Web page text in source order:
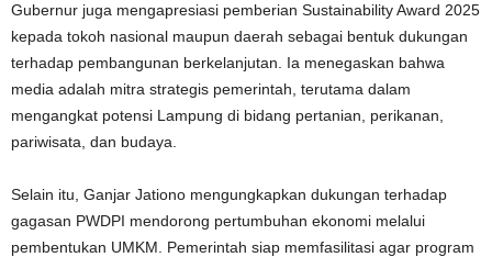
Gubernur juga mengapresiasi pemberian Sustainability Award 2025
kepada tokoh nasional maupun daerah sebagai bentuk dukungan
terhadap pembangunan berkelanjutan. Ia menegaskan bahwa
media adalah mitra strategis pemerintah, terutama dalam
mengangkat potensi Lampung di bidang pertanian, perikanan,
pariwisata, dan budaya.
Selain itu, Ganjar Jationo mengungkapkan dukungan terhadap
gagasan PWDPI mendorong pertumbuhan ekonomi melalui
pembentukan UMKM. Pemerintah siap memfasilitasi agar program